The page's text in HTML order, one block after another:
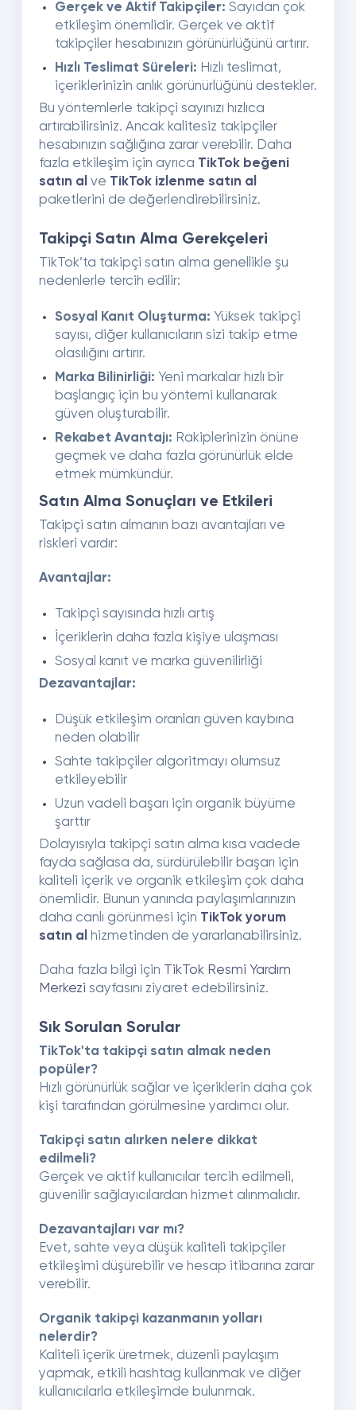
Gerçek ve Aktif Takipçiler: Sayıdan çok
etkileşim önemlidir. Gerçek ve aktif
takipçiler hesabınızın görünürlüğünü artırır.
Hızlı Teslimat Süreleri: Hızlı teslimat,
içeriklerinizin anlık görünürlüğünü destekler.
Bu yöntemlerle takipçi sayınızı hızlıca
artırabilirsiniz. Ancak kalitesiz takipçiler
hesabınızın sağlığına zarar verebilir. Daha
fazla etkileşim için ayrıca TikTok beğeni
satın al ve TikTok izlenme satın al
paketlerini de değerlendirebilirsiniz.
Takipçi Satın Alma Gerekçeleri
TikTok’ta takipçi satın alma genellikle şu
nedenlerle tercih edilir:
Sosyal Kanıt Oluşturma: Yüksek takipçi
sayısı, diğer kullanıcıların sizi takip etme
olasılığını artırır.
Marka Bilinirliği: Yeni markalar hızlı bir
başlangıç için bu yöntemi kullanarak
güven oluşturabilir.
Rekabet Avantajı: Rakiplerinizin önüne
geçmek ve daha fazla görünürlük elde
etmek mümkündür.
Satın Alma Sonuçları ve Etkileri
Takipçi satın almanın bazı avantajları ve
riskleri vardır:
Avantajlar:
Takipçi sayısında hızlı artış
İçeriklerin daha fazla kişiye ulaşması
Sosyal kanıt ve marka güvenilirliği
Dezavantajlar:
Düşük etkileşim oranları güven kaybına
neden olabilir
Sahte takipçiler algoritmayı olumsuz
etkileyebilir
Uzun vadeli başarı için organik büyüme
şarttır
Dolayısıyla takipçi satın alma kısa vadede
fayda sağlasa da, sürdürülebilir başarı için
kaliteli içerik ve organik etkileşim çok daha
önemlidir. Bunun yanında paylaşımlarınızın
daha canlı görünmesi için TikTok yorum
satın al
hizmetinden de yararlanabilirsiniz.
Daha fazla bilgi için
TikTok Resmi Yardım
Merkezi sayfasını ziyaret edebilirsiniz.
Sık Sorulan Sorular
TikTok'ta takipçi satın almak neden
popüler?
Hızlı görünürlük sağlar ve içeriklerin daha çok
kişi tarafından görülmesine yardımcı olur.
Takipçi satın alırken nelere dikkat
edilmeli?
Gerçek ve aktif kullanıcılar tercih edilmeli,
güvenilir sağlayıcılardan hizmet alınmalıdır.
Dezavantajları var mı?
Evet, sahte veya düşük kaliteli takipçiler
etkileşimi düşürebilir ve hesap itibarına zarar
verebilir.
Organik takipçi kazanmanın yolları
nelerdir?
Kaliteli içerik üretmek, düzenli paylaşım
yapmak, etkili hashtag kullanmak ve diğer
kullanıcılarla etkileşimde bulunmak.